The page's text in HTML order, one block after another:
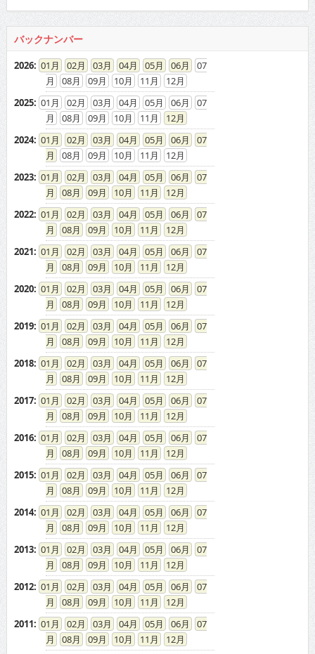
バックナンバー
2026: 01 02 03 04 05 06
07
08
09 10 11
12
2025: 01 02 03 04 05 06
07
08
09 10 11
12
2024: 01 02 03 04 05 06
07
08
09 10 11
12
2023: 01 02 03 04 05 06
07
08
09 10 11
12
2022: 01 02 03 04 05 06
07
08
09 10 11
12
2021: 01 02 03 04 05 06
07
08
09 10 11
12
2020: 01 02 03 04 05 06
07
08
09 10 11
12
2019: 01 02 03 04 05 06
07
08
09 10 11
12
2018: 01 02 03 04 05 06
07
08
09 10 11
12
2017: 01 02 03 04 05 06
07
08
09 10 11
12
2016: 01 02 03 04 05 06
07
08
09 10 11
12
2015: 01 02 03 04 05 06
07
08
09 10 11
12
2014: 01 02 03 04 05 06
07
08
09 10 11
12
2013: 01 02 03 04 05 06
07
08
09 10 11
12
2012: 01 02 03 04 05 06
07
08
09 10 11
12
2011: 01 02 03 04 05 06
07
08
09 10 11
12